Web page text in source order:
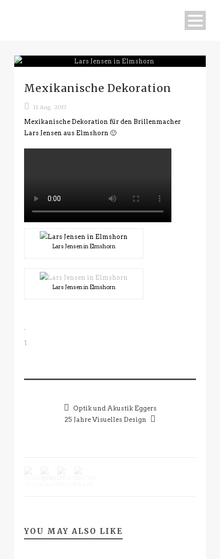
Mexikanische Dekoration
11 Aug. 2017
Mexikanische Dekoration für den Brillenmacher
Lars Jensen aus Elmshorn 🙂
Lars Jensen in Elmshorn
Lars Jensen in Elmshorn
1
Optik und Akustik Eggers
25 Jahre Visuelles Design
YOU MAY ALSO LIKE